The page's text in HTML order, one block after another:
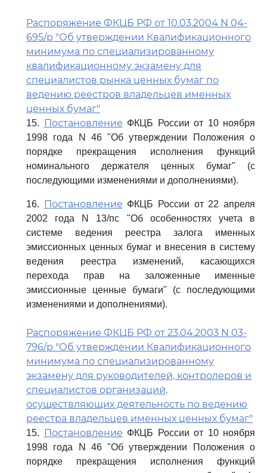
Распоряжение ФКЦБ РФ от 10.03.2004 N 04-
695/р "Об утверждении Квалификационного
минимума по специализированному
квалификационному экзамену для
специалистов рынка ценных бумаг по
ведению реестров владельцев именных
ценных бумаг"
15. Постановление ФКЦБ России от 10 ноября
1998 года N 46 "Об утверждении Положения о
порядке прекращения исполнения функций
номинального держателя ценных бумаг" (с
последующими изменениями и дополнениями).
16. Постановление ФКЦБ России от 22 апреля
2002 года N 13/пс "Об особенностях учета в
системе ведения реестра залога именных
эмиссионных ценных бумаг и внесения в систему
ведения реестра изменений, касающихся
перехода прав на заложенные именные
эмиссионные ценные бумаги" (с последующими
изменениями и дополнениями).
Распоряжение ФКЦБ РФ от 23.04.2003 N 03-
796/р "Об утверждении Квалификационного
минимума по специализированному
экзамену для руководителей, контролеров и
специалистов организаций,
осуществляющих деятельность по ведению
реестра владельцев именных ценных бумаг"
15. Постановление ФКЦБ России от 10 ноября
1998 года N 46 "Об утверждении Положения о
порядке прекращения исполнения функций